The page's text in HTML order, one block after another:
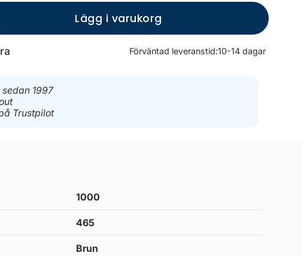
Lägg i varukorg
Förväntad leveranstid:10-14 dagar
1997
Trustpilot
1000
465
Brun